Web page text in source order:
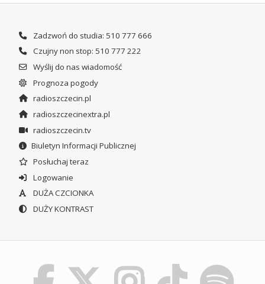
Zadzwoń do studia: 510 777 666
Czujny non stop: 510 777 222
Wyślij do nas wiadomość
Prognoza pogody
radioszczecin.pl
radioszczecinextra.pl
radioszczecin.tv
Biuletyn Informacji Publicznej
Posłuchaj teraz
Logowanie
DUŻA CZCIONKA
DUŻY KONTRAST